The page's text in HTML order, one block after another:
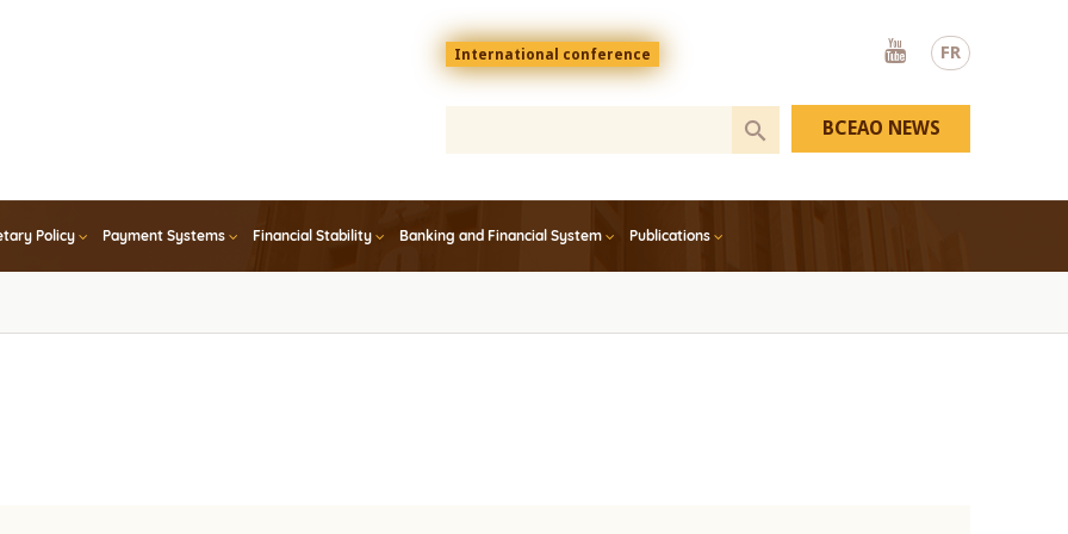
FR
Menu
top
En
International conference
Youtube
Policy Payment Systems Financial Stability Banking and Financial System Publications
BCEAO NEWS